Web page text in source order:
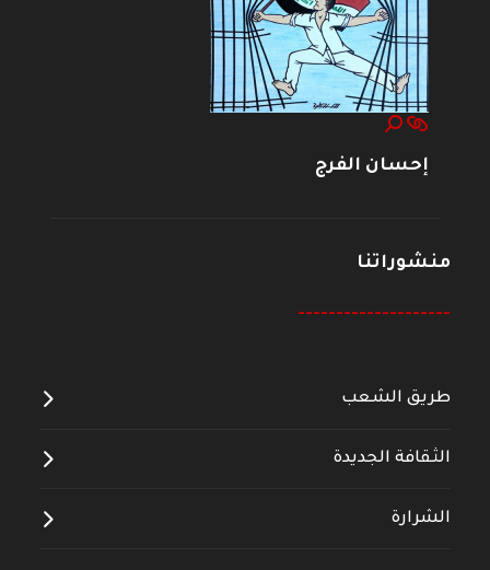
إحسان الفرج
منشوراتنا
--------------------
طريق الشعب
الثقافة الجديدة
الشرارة